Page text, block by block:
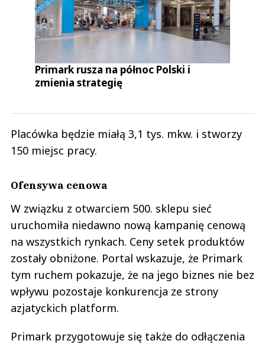
Primark rusza na północ Polski i
zmienia strategię
Placówka będzie miałą 3,1 tys. mkw. i stworzy
150 miejsc pracy.
Ofensywa cenowa
W związku z otwarciem 500. sklepu sieć
uruchomiła niedawno nową kampanię cenową
na wszystkich rynkach. Ceny setek produktów
zostały obniżone. Portal wskazuje, że Primark
tym ruchem pokazuje, że na jego biznes nie bez
wpływu pozostaje konkurencja ze strony
azjatyckich platform.
Primark przygotowuje się także do odłączenia